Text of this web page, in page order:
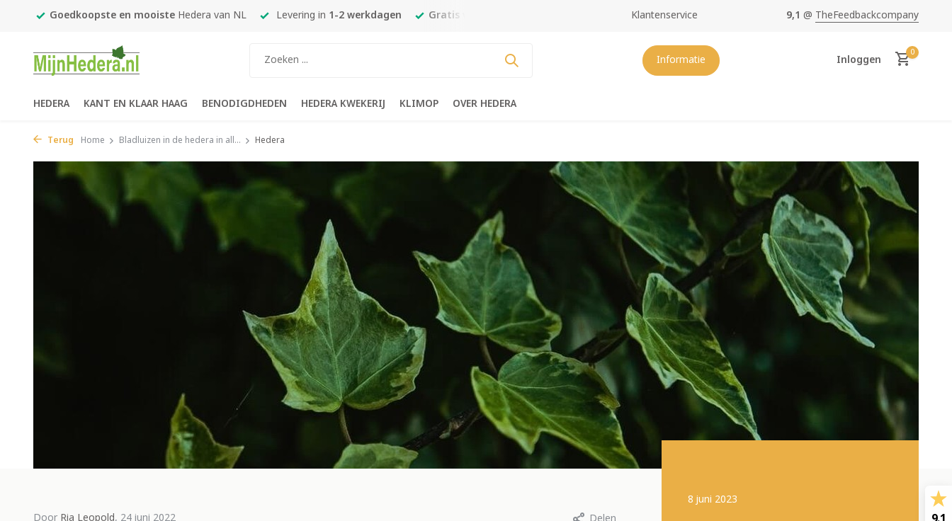
Levering in1-2 werkdagen Gratis verzendingvanaf €450,- Goedkoopste en mooiste Klantenservice 9,1 @ TheFeedbackcompany
Informatie Inloggen
Account aanmaken
0
HEDERA KANT EN KLAAR HAAG BENODIGDHEDEN HEDERA KWEKERIJ KLIMOP OVER HEDERA
Terug Home Bladluizen in de hedera in all... Hedera
Door Ria Leopold, 24 juni 2022
8 juni 2023 Door Ria